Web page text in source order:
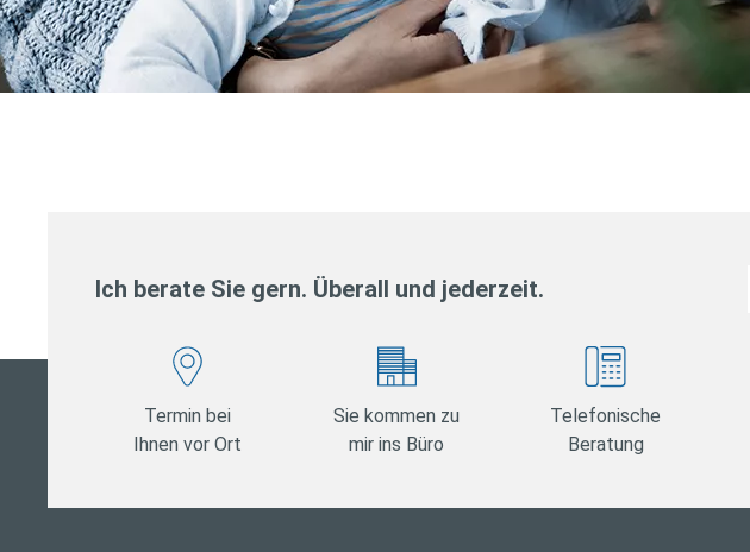
Ich berate Sie gern. Überall und jederzeit.
Termin bei
Ihnen vor Ort
Sie kommen zu
mir ins Büro
Telefonische
Beratung